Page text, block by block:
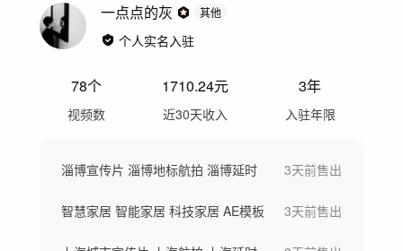
一点点的灰 其他
个人实名入驻
78个
视频数
1710.24元
近30天收入
3年
入驻年限
淄博宣传片 淄博地标航拍 淄博延时 3天前售出
智慧家居 智能家居 科技家居 AE模板 3天前售出